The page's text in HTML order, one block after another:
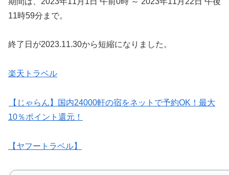
11時59分まで。
終了日が2023.11.30から短縮になりました。
楽天トラベル
【じゃらん】国内24000軒の宿をネットで予約OK！最大
10％ポイント還元！
【ヤフートラベル】